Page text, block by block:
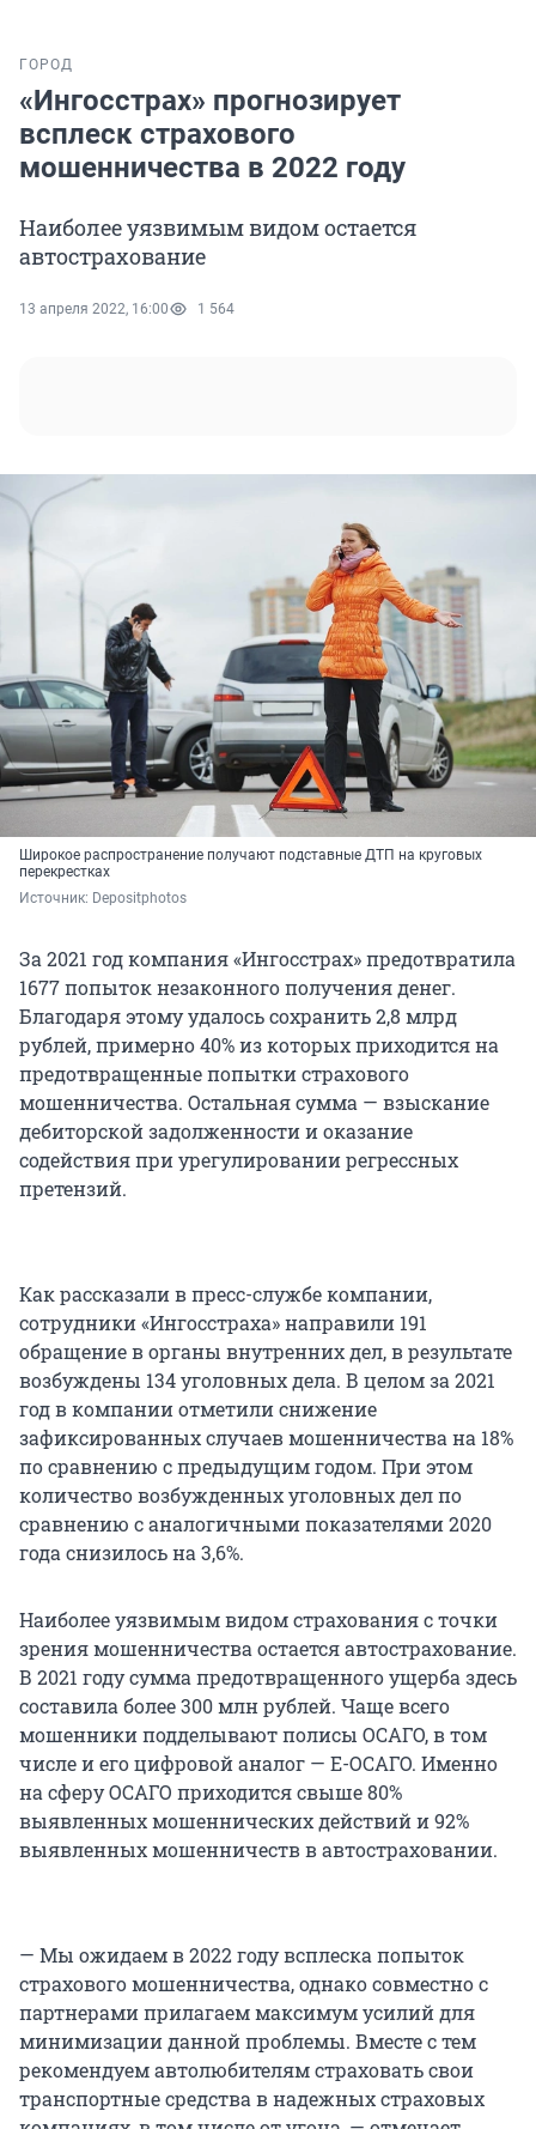
ГОРОД
«Ингосстрах» прогнозирует
всплеск страхового
мошенничества в 2022 году
Наиболее уязвимым видом остается
автострахование
13 апреля 2022, 16:00 1 564
Широкое распространение получают подставные ДТП на круговых
перекрестках
Источник: Depositphotos
За 2021 год компания «Ингосстрах» предотвратила
1677 попыток незаконного получения денег.
Благодаря этому удалось сохранить 2,8 млрд
рублей, примерно 40% из которых приходится на
предотвращенные попытки страхового
мошенничества. Остальная сумма — взыскание
дебиторской задолженности и оказание
содействия при урегулировании регрессных
претензий.
Как рассказали в пресс-службе компании,
сотрудники «Ингосстраха» направили 191
обращение в органы внутренних дел, в результате
возбуждены 134 уголовных дела. В целом за 2021
год в компании отметили снижение
зафиксированных случаев мошенничества на 18%
по сравнению с предыдущим годом. При этом
количество возбужденных уголовных дел по
сравнению с аналогичными показателями 2020
года снизилось на 3,6%.
Наиболее уязвимым видом страхования с точки
зрения мошенничества остается автострахование.
В 2021 году сумма предотвращенного ущерба здесь
составила более 300 млн рублей. Чаще всего
мошенники подделывают полисы ОСАГО, в том
числе и его цифровой аналог — Е-ОСАГО. Именно
на сферу ОСАГО приходится свыше 80%
выявленных мошеннических действий и 92%
выявленных мошенничеств в автостраховании.
— Мы ожидаем в 2022 году всплеска попыток
страхового мошенничества, однако совместно с
партнерами прилагаем максимум усилий для
минимизации данной проблемы. Вместе с тем
рекомендуем автолюбителям страховать свои
транспортные средства в надежных страховых